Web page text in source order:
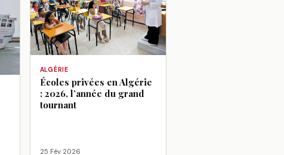
ALGÉRIE
Écoles privées en Algérie
: 2026, l’année du grand
tournant
25 Fév 2026